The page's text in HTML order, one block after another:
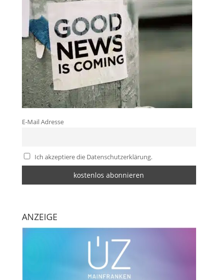
E-Mail Adresse
Ich akzeptiere die Datenschutzerklärung.
ANZEIGE